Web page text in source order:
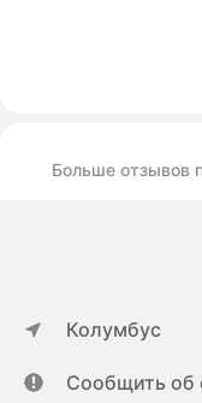
Больше отзывов
Колумбус
Сообщить об